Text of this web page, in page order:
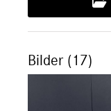
Bilder (17)